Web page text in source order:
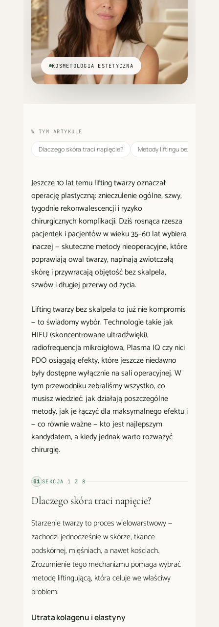
KOSMETOLOGIA ESTETYCZNA
W TYM ARTYKULE
Dlaczego skóra traci napięcie? Metody liftingu bez skalpela
Jeszcze 10 lat temu lifting twarzy oznaczał
operację plastyczną: znieczulenie ogólne, szwy,
tygodnie rekonwalescencji i ryzyko
chirurgicznych komplikacji. Dziś rosnąca rzesza
pacjentek i pacjentów w wieku 35–60 lat wybiera
inaczej — skuteczne metody nieoperacyjne, które
poprawiają owal twarzy, napinają zwiotczałą
skórę i przywracają objętość bez skalpela,
szwów i długiej przerwy od życia.
Lifting twarzy bez skalpela to już nie kompromis
— to świadomy wybór. Technologie takie jak
HIFU (skoncentrowane ultradźwięki),
radiofrequencja mikroigłowa, Plasma IQ czy nici
PDO osiągają efekty, które jeszcze niedawno
były dostępne wyłącznie na sali operacyjnej. W
tym przewodniku zebraliśmy wszystko, co
musisz wiedzieć: jak działają poszczególne
metody, jak je łączyć dla maksymalnego efektu i
— co równie ważne — kto jest najlepszym
kandydatem, a kiedy jednak warto rozważyć
chirurgię.
01 SEKCJA 1 Z 8
Dlaczego skóra traci napięcie?
Starzenie twarzy to proces wielowarstwowy —
zachodzi jednocześnie w skórze, tkance
podskórnej, mięśniach, a nawet kościach.
Zrozumienie tego mechanizmu pomaga wybrać
metodę liftingującą, która celuje we właściwy
problem.
Utrata kolagenu i elastyny